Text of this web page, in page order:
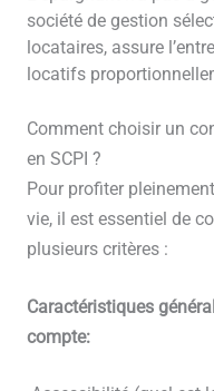
société de gestion
locataires, assure
locatifs
Comment choisir un
en SCPI ?
Pour profiter
vie, il est essentiel de
plusieurs critères :
Caractéristiques
compte: